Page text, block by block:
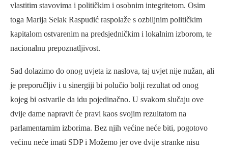
vlastitim stavovima i političkim i osobnim integritetom. Osim
toga Marija Selak Raspudić raspolaže s ozbiljnim političkim
kapitalom ostvarenim na predsjedničkim i lokalnim izborom, te
nacionalnu prepoznatljivost.
Sad dolazimo do onog uvjeta iz naslova, taj uvjet nije nužan, ali
je preporučljiv i u sinergiji bi polučio bolji rezultat od onog
kojeg bi ostvarile da idu pojedinačno. U svakom slučaju ove
dvije dame napravit će pravi kaos svojim rezultatom na
parlamentarnim izborima. Bez njih većine neće biti, pogotovo
većinu neće imati SDP i Možemo jer ove dvije stranke nisu